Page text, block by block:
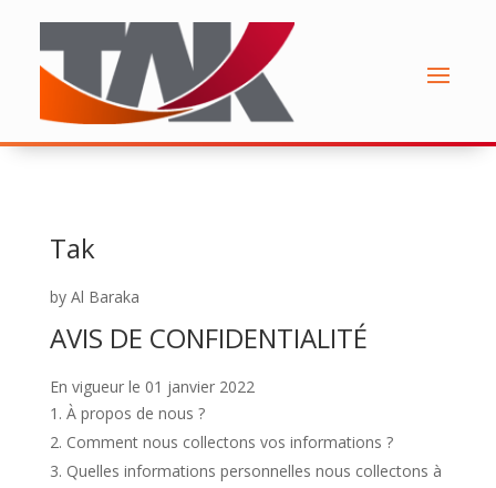
Tak
by Al Baraka
AVIS DE CONFIDENTIALITÉ
En vigueur le 01 janvier 2022
À propos de nous ?
Comment nous collectons vos informations ?
Quelles informations personnelles nous collectons à